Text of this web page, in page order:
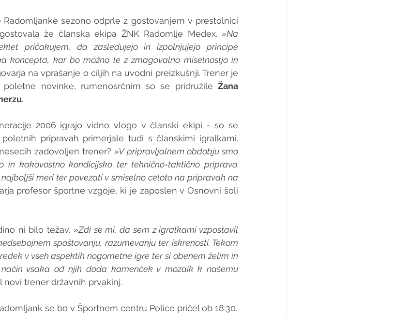
Radomljanke sezono odprle z gostovanjem v prestolnici
že članska ekipa ŽNK Radomlje Medex. »Na
pričakujem, da zasledujejo in izpolnjujejo principe
koncepta, kar bo možno le z zmagovalno miselnostjo in
na vprašanje o ciljih na uvodni preizkušnji. Trener je
novinke, rumenosrčnim so se pridružile Žana
.
2006 igrajo vidno vlogo v članski ekipi - so se
pripravah primerjale tudi s članskimi igralkami.
zadovoljen trener? »V pripravljalnem obdobju smo
in kakovostno kondicijsko ter tehnično-taktično pripravo.
meri ter povezati v smiselno celoto na pripravah na
profesor športne vzgoje, ki je zaposlen v Osnovni šoli
ni bilo težav. »Zdi se mi, da sem z igralkami vzpostavil
spoštovanju, razumevanju ter iskrenosti. Tekom
v vseh aspektih nogometne igre ter si obenem želim in
vsaka od njih doda kamenček v mozaik k našemu
novi trener državnih prvakinj.